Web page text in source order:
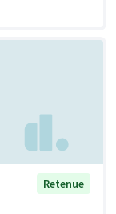
Retenue